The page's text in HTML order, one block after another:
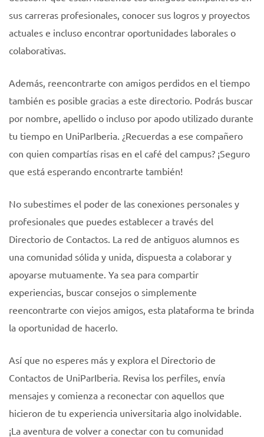
sus carreras profesionales, conocer sus logros y proyectos
actuales e incluso encontrar oportunidades laborales o
colaborativas.
Además, reencontrarte con amigos perdidos en el tiempo
también es posible gracias a este directorio. Podrás buscar
por nombre, apellido o incluso por apodo utilizado durante
tu tiempo en UniParIberia. ¿Recuerdas a ese compañero
con quien compartías risas en el café del campus? ¡Seguro
que está esperando encontrarte también!
No subestimes el poder de las conexiones personales y
profesionales que puedes establecer a través del
Directorio de Contactos. La red de antiguos alumnos es
una comunidad sólida y unida, dispuesta a colaborar y
apoyarse mutuamente. Ya sea para compartir
experiencias, buscar consejos o simplemente
reencontrarte con viejos amigos, esta plataforma te brinda
la oportunidad de hacerlo.
Así que no esperes más y explora el Directorio de
Contactos de UniParIberia. Revisa los perfiles, envía
mensajes y comienza a reconectar con aquellos que
hicieron de tu experiencia universitaria algo inolvidable.
¡La aventura de volver a conectar con tu comunidad